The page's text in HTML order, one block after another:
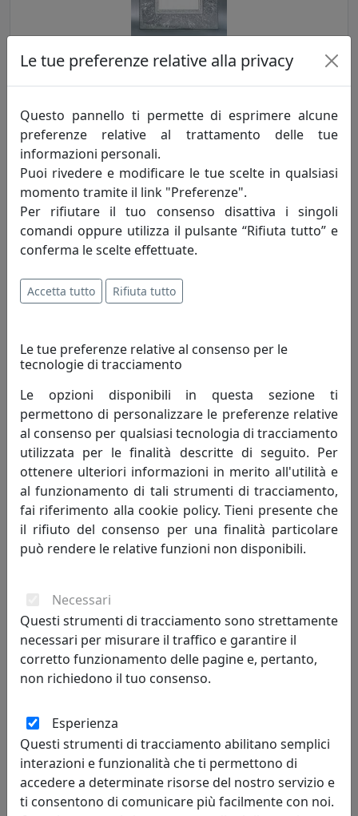
PORTAFOTO MARRAKESH, RIQUADRO INTERNO 13X18, ARGENTO
59,00 €
PORTAFOTO MARRAKESH, RIQUADRO INTERNO 13X18, ORO
CR403-OR
Bongelli Preziosi
59,00 €
PORTAFOTO ROSE, RIQUADRO INTERNO 13X18, ARGENTO CR404-
2AG
Le tue preferenze relative alla privacy
Questo pannello ti permette di esprimere alcune
preferenze relative al trattamento delle tue
informazioni personali.
Puoi rivedere e modificare le tue scelte in qualsiasi
momento tramite il link "Preferenze".
Per rifiutare il tuo consenso disattiva i singoli
comandi oppure utilizza il pulsante “Rifiuta tutto” e
conferma le scelte effettuate.
Accetta tutto Rifiuta tutto
Le tue preferenze relative al consenso per le
tecnologie di tracciamento
Le opzioni disponibili in questa sezione ti
permettono di personalizzare le preferenze relative
al consenso per qualsiasi tecnologia di tracciamento
utilizzata per le finalità descritte di seguito. Per
ottenere ulteriori informazioni in merito all'utilità e
al funzionamento di tali strumenti di tracciamento,
fai riferimento alla cookie policy. Tieni presente che
il rifiuto del consenso per una finalità particolare
può rendere le relative funzioni non disponibili.
Necessari
Questi strumenti di tracciamento sono strettamente
necessari per misurare il traffico e garantire il
corretto funzionamento delle pagine e, pertanto,
non richiedono il tuo consenso.
Esperienza
Questi strumenti di tracciamento abilitano semplici
interazioni e funzionalità che ti permettono di
accedere a determinate risorse del nostro servizio e
ti consentono di comunicare più facilmente con noi.